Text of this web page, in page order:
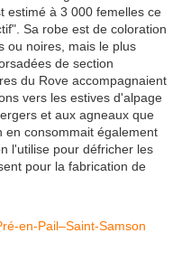
estimé à 3 000 femelles ce
Sa robe est de coloration
ou noires, mais le plus
de section
du Rove accompagnaient
vers les estives d'alpage
et aux agneaux que
en consommait également
l'utilise pour défricher les
pour la fabrication de